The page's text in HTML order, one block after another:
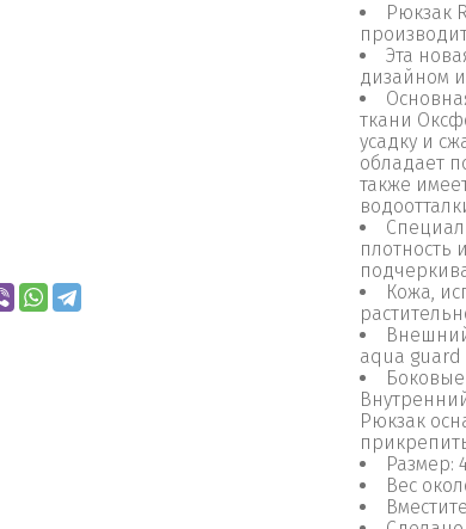
Рюкзак
Эта
дизайном
ткани
усадку и
обладает
также
плотность
Кожа,
aqua guard
Рюкзак
Размер:
Вес